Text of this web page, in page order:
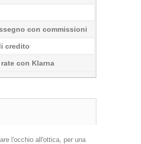
con commissioni
credito
rate con Klarna
l'occhio all'ottica, per una